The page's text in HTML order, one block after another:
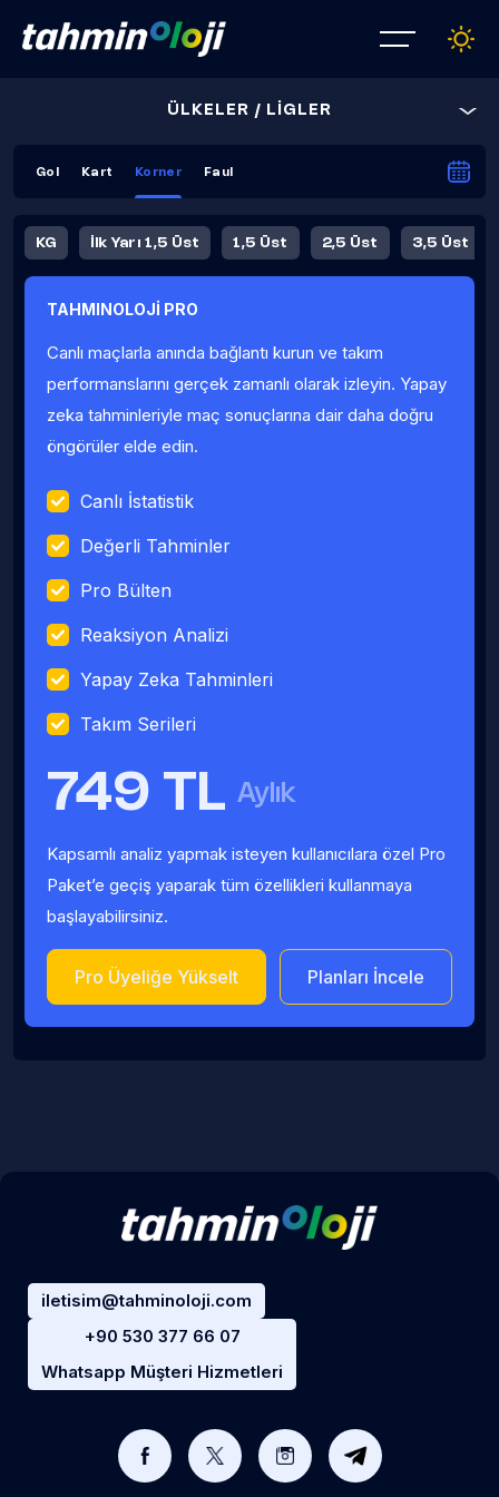
ÜLKELER / LİGLER
Gol Kart Korner Faul
KG İlk Yarı 1,5 Üst 1,5 Üst 2,5 Üst 3,5 Üst
Fauller Ortalama
TAHMINOLOJİ PRO
Canlı maçlarla anında bağlantı kurun ve takım
performanslarını gerçek zamanlı olarak izleyin. Yapay
zeka tahminleriyle maç sonuçlarına dair daha doğru
öngörüler elde edin.
Canlı İstatistik
Değerli Tahminler
Pro Bülten
Reaksiyon Analizi
Yapay Zeka Tahminleri
Takım Serileri
749 TL Aylık
Kapsamlı analiz yapmak isteyen kullanıcılara özel Pro
Paket’e geçiş yaparak tüm özellikleri kullanmaya
başlayabilirsiniz.
Pro Üyeliğe Yükselt Planları İncele
iletisim@tahminoloji.com
+90 530 377 66 07
Whatsapp Müşteri Hizmetleri